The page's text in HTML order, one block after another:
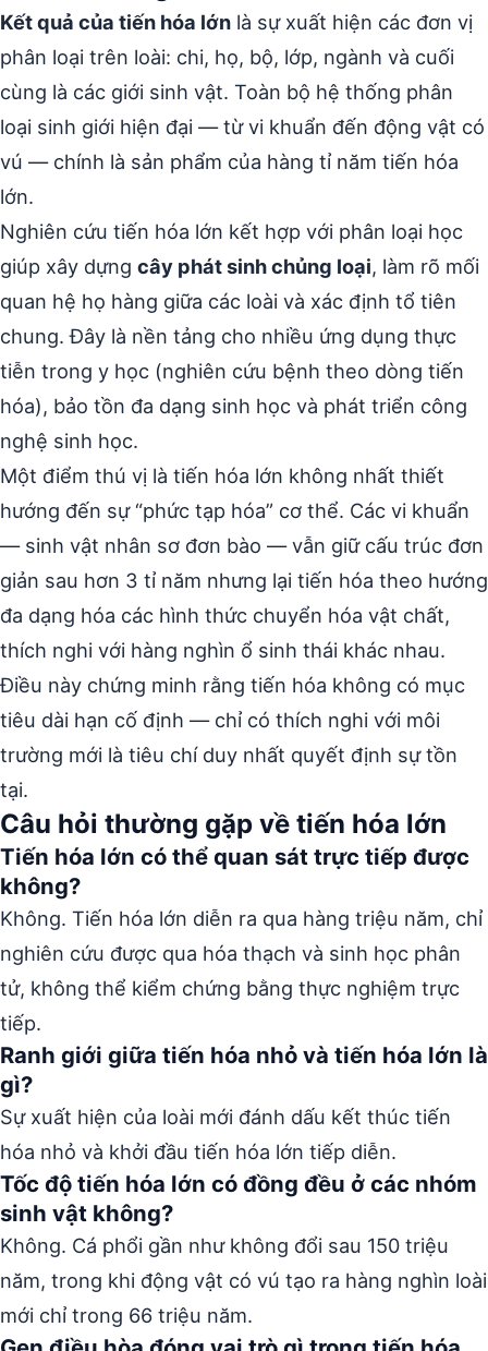
Kết quả của tiến hóa lớn là sự xuất hiện các đơn vị
phân loại trên loài: chi, họ, bộ, lớp, ngành và cuối
cùng là các giới sinh vật. Toàn bộ hệ thống phân
loại sinh giới hiện đại — từ vi khuẩn đến động vật có
vú — chính là sản phẩm của hàng tỉ năm tiến hóa
lớn.
Nghiên cứu tiến hóa lớn kết hợp với phân loại học
giúp xây dựng cây phát sinh chủng loại, làm rõ mối
quan hệ họ hàng giữa các loài và xác định tổ tiên
chung. Đây là nền tảng cho nhiều ứng dụng thực
tiễn trong y học (nghiên cứu bệnh theo dòng tiến
hóa), bảo tồn đa dạng sinh học và phát triển công
nghệ sinh học.
Một điểm thú vị là tiến hóa lớn không nhất thiết
hướng đến sự “phức tạp hóa” cơ thể. Các vi khuẩn
— sinh vật nhân sơ đơn bào — vẫn giữ cấu trúc đơn
giản sau hơn 3 tỉ năm nhưng lại tiến hóa theo hướng
đa dạng hóa các hình thức chuyển hóa vật chất,
thích nghi với hàng nghìn ổ sinh thái khác nhau.
Điều này chứng minh rằng tiến hóa không có mục
tiêu dài hạn cố định — chỉ có thích nghi với môi
trường mới là tiêu chí duy nhất quyết định sự tồn
tại.
Câu hỏi thường gặp về tiến hóa lớn
Tiến hóa lớn có thể quan sát trực tiếp được
không?
Không. Tiến hóa lớn diễn ra qua hàng triệu năm, chỉ
nghiên cứu được qua hóa thạch và sinh học phân
tử, không thể kiểm chứng bằng thực nghiệm trực
tiếp.
Ranh giới giữa tiến hóa nhỏ và tiến hóa lớn là
gì?
Sự xuất hiện của loài mới đánh dấu kết thúc tiến
hóa nhỏ và khởi đầu tiến hóa lớn tiếp diễn.
Tốc độ tiến hóa lớn có đồng đều ở các nhóm
sinh vật không?
Không. Cá phổi gần như không đổi sau 150 triệu
năm, trong khi động vật có vú tạo ra hàng nghìn loài
mới chỉ trong 66 triệu năm.